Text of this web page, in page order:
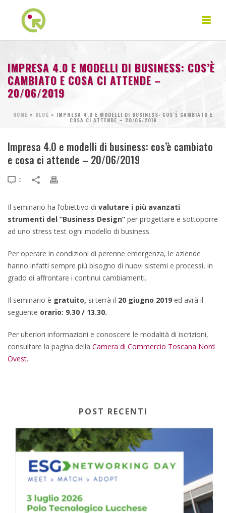
IMPRESA 4.0 E MODELLI DI BUSINESS: COS’È
CAMBIATO E COSA CI ATTENDE –
20/06/2019
HOME » BLOG » IMPRESA 4.0 E MODELLI DI BUSINESS: COS’È CAMBIATO E
COSA CI ATTENDE – 20/06/2019
Impresa 4.0 e modelli di business: cos’è cambiato
e cosa ci attende – 20/06/2019
0
Il seminario ha l’obiettivo di valutare i più avanzati
strumenti del “Business Design” per progettare e sottoporre
ad uno stress test ogni modello di business.
Per operare in condizioni di perenne emergenza, le aziende
hanno infatti sempre più bisogno di nuovi sistemi e processi, in
grado di affrontare i continui cambiamenti.
Il seminario è gratuito, si terrà il 20 giugno 2019 ed avrà il
seguente orario: 9.30 / 13.30.
Per ulteriori informazioni e conoscere le modalità di iscrizioni,
consultare la pagina della Camera di Commercio Toscana Nord
Ovest.
POST RECENTI